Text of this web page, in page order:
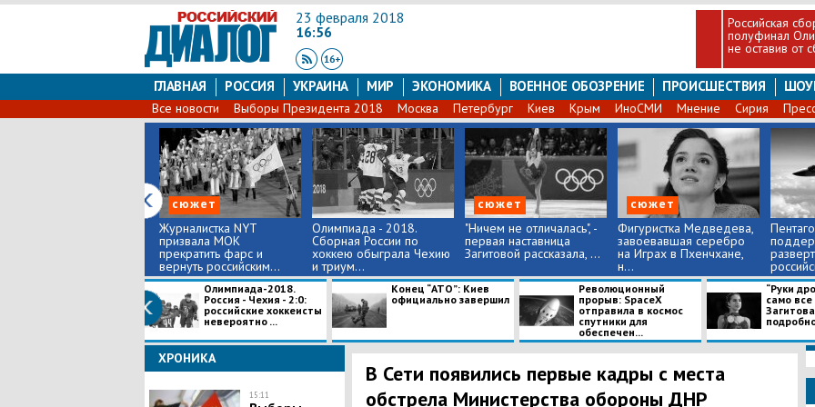
23 февраля 2018
16:56
Российская
полуфинал
не оставив от
ГЛАВНАЯ РОССИЯ УКРАИНА МИР ЭКОНОМИКА ВОЕННОЕ ОБОЗРЕНИЕ ПРОИСШЕСТВИЯ
Все новости Выборы Президента 2018 Москва Петербург Киев Крым ИноСМИ Мнение Сирия
сюжет
Журналистка NYT
призвала МОК
прекратить фарс и
вернуть российским...
Олимпиада - 2018.
Сборная России по
хоккею обыграла Чехию
и триум...
сюжет
"Ничем не отличалась", -
первая наставница
Загитовой рассказала, ...
сюжет
Фигуристка Медведева,
завоевавшая серебро
на Играх в Пхенчхане,
н...
Олимпиада-2018.
Россия - Чехия - 2:0:
российские хоккеисты
невероятно ...
​Конец “АТО”: Киев
официально завершил
антитеррористическую операцию
Революционный
прорыв: SpaceX
отправила в космос
спутники для
обеспечен...
“Руки
само все
ХРОНИКА
15:11
​В Сети появились первые кадры с места
обстрела Министерства обороны ДНР